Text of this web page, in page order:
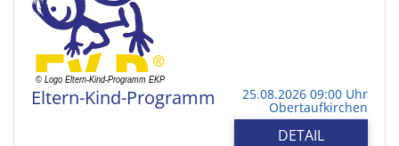
Eltern-Kind-Programm 25.08.2026 09:00 Uhr
Obertaufkirchen
DETAIL